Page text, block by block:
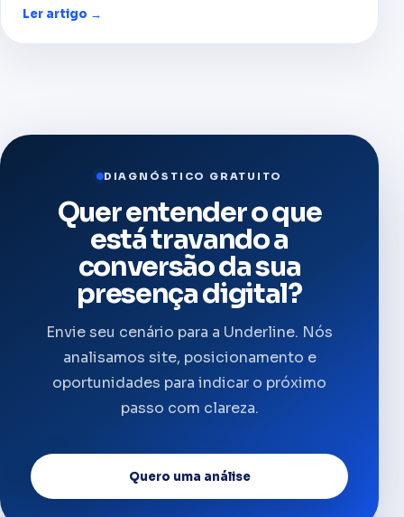
Ler artigo →
DIAGNÓSTICO GRATUITO
Quer entender o que
está travando a
conversão da sua
presença digital?
Envie seu cenário para a Underline. Nós
analisamos site, posicionamento e
oportunidades para indicar o próximo
passo com clareza.
Quero uma análise